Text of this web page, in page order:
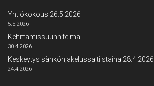
Yhtiökokous 26.5.2026
5.5.2026
Kehittämissuunnitelma
30.4.2026
Keskeytys sähkönjakelussa tiistaina 28.4.2026
24.4.2026